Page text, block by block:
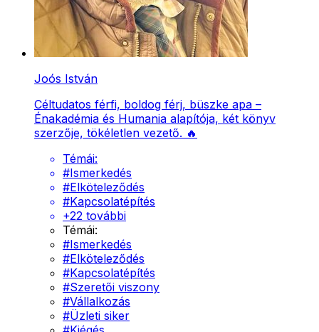
Joós István
Céltudatos férfi, boldog férj, büszke apa –
Énakadémia és Humania alapítója, két könyv
szerzője, tökéletlen vezető. 🔥
Témái:
#Ismerkedés
#Elköteleződés
#Kapcsolatépítés
+22 további
Témái:
#Ismerkedés
#Elköteleződés
#Kapcsolatépítés
#Szeretői viszony
#Vállalkozás
#Üzleti siker